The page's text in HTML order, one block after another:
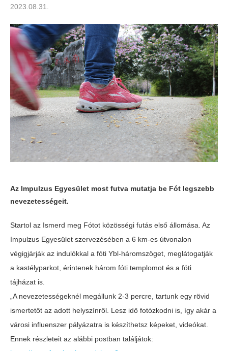
2023.08.31.
Az Impulzus Egyesület most futva mutatja be Fót legszebb
nevezetességeit.
Startol az Ismerd meg Fótot közösségi futás első állomása. Az
Impulzus Egyesület szervezésében a 6 km-es útvonalon
végigjárják az indulókkal a fóti Ybl-háromszöget, meglátogatják
a kastélyparkot, érintenek három fóti templomot és a fóti
tájházat is.
„A nevezetességeknél megállunk 2-3 percre, tartunk egy rövid
ismertetőt az adott helyszínről. Lesz idő fotózkodni is, így akár a
városi influenszer pályázatra is készíthetsz képeket, videókat.
Ennek részleteit az alábbi postban találjátok: